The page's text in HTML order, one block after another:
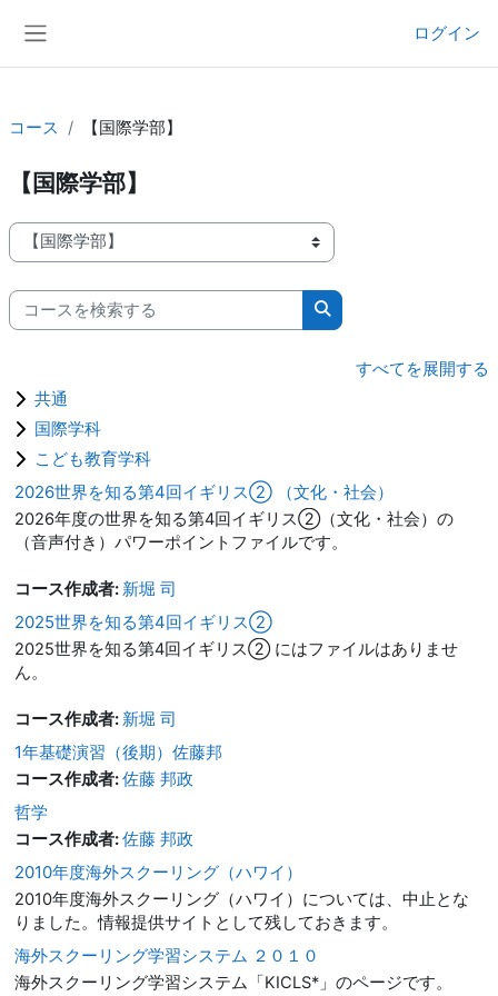
ログイン
コース 【国際学部】
【国際学部】
コースカテゴリ
コースを検索する
コースを検索する
すべてを展開する
共通
国際学科
こども教育学科
2026世界を知る第4回イギリス② （文化・社会）
2026年度の世界を知る第4回イギリス②（文化・社会）の
（音声付き）パワーポイントファイルです。
コース作成者: 新堀 司
2025世界を知る第4回イギリス②
2025世界を知る第4回イギリス② にはファイルはありませ
ん。
コース作成者: 新堀 司
1年基礎演習（後期）佐藤邦
コース作成者:佐藤 邦政
哲学
コース作成者:佐藤 邦政
2010年度海外スクーリング（ハワイ）
2010年度海外スクーリング（ハワイ）については、中止とな
りました。情報提供サイトとして残しておきます。
海外スクーリング学習システム ２０１０
海外スクーリング学習システム「KICLS*」のページです。